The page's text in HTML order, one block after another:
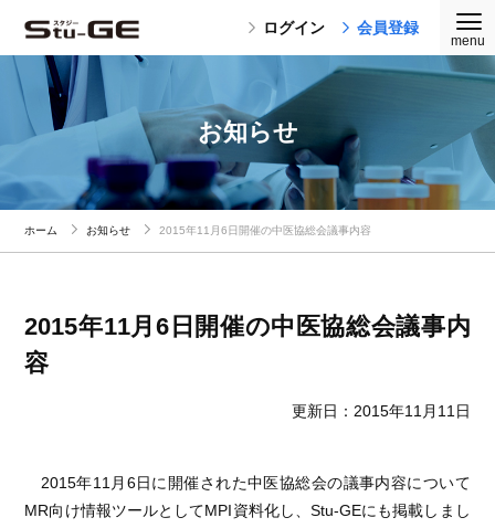
ログイン 会員登録
お知らせ
ホーム お知らせ 2015年11月6日開催の中医協総会議事内容
2015年11月6日開催の中医協総会議事内
容
更新日：2015年11月11日
2015年11月6日に開催された中医協総会の議事内容について
MR向け情報ツールとしてMPI資料化し、Stu-GEにも掲載しまし